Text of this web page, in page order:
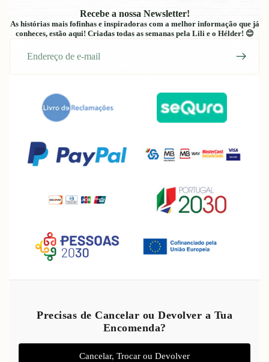
Recebe a nossa Newsletter!
As histórias mais fofinhas e inspiradoras com a melhor informação que já
conheces, estão aqui! Criadas todas as semanas pela Lili e o Hélder! 😊
Precisas de Cancelar ou Devolver a Tua
Encomenda?
Cancelar, Trocar ou Devolver
Política de privacidade
Termos do serviço
Política de envio